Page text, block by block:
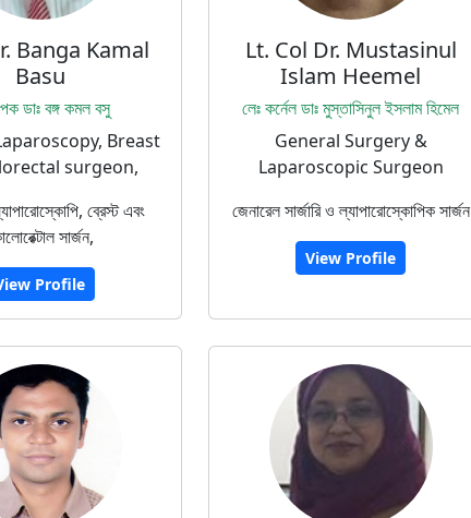
Banga Kamal
Basu
ডাঃ বঙ্গ কমল বসু
Breast
surgeon,
ব্রেস্ট এবং
সার্জন,
Profile
Lt. Col Dr. Mustasinul
Islam Heemel
লেঃ কর্নেল ডাঃ মুস্তাসিনুল ইসলাম হিমেল
General Surgery &
Laparoscopic Surgeon
জেনারেল সার্জারি ও ল্যাপারোস্কোপিক সার্জন
View Profile